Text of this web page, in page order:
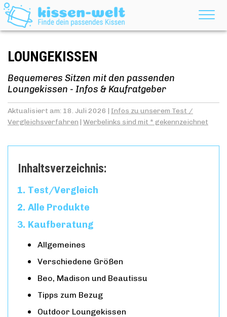
LOUNGEKISSEN
Bequemeres Sitzen mit den passenden
Loungekissen - Infos & Kaufratgeber
Aktualisiert am: 18. Juli 2026 | Infos zu unserem Test /
Vergleichsverfahren | Werbelinks sind mit * gekennzeichnet
Inhaltsverzeichnis:
Test/Vergleich
Alle Produkte
Kaufberatung
Allgemeines
Verschiedene Größen
Beo, Madison und Beautissu
Tipps zum Bezug
Outdoor Loungekissen